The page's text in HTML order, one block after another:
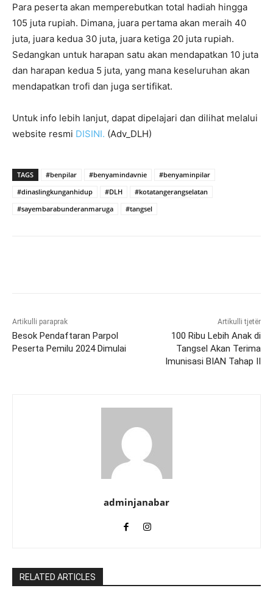
Para peserta akan memperebutkan total hadiah hingga
105 juta rupiah. Dimana, juara pertama akan meraih 40
juta, juara kedua 30 juta, juara ketiga 20 juta rupiah.
Sedangkan untuk harapan satu akan mendapatkan 10 juta
dan harapan kedua 5 juta, yang mana keseluruhan akan
mendapatkan trofi dan juga sertifikat.
Untuk info lebih lanjut, dapat dipelajari dan dilihat melalui
website resmi DISINI. (Adv_DLH)
TAGS #benpilar #benyamindavnie
#benyaminpilar
#dinaslingkunganhidup
#DLH
#kotatangerangselatan
#sayembarabunderanmaruga
#tangsel
Artikulli paraprak
Besok Pendaftaran Parpol
Peserta Pemilu 2024 Dimulai
Artikulli tjetër
100 Ribu Lebih Anak di
Tangsel Akan Terima
Imunisasi BIAN Tahap II
adminjanabar
RELATED ARTICLES